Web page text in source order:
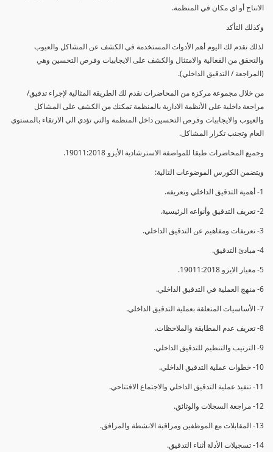
الانتاج أو اي مكان في المنظمة.
وكذلك التأكد
لذلك نقدم لك اليوم أهم الأدوات المستخدمة في الكشف عن المشاكل والعيوب
والتحقق من الفعالية والامتثال والكشف على الايجابيات وفرص التحسين وهي
(المراجعة / التدقيق الداخلي).
من خلال مجموعة مركزة من المحاضرات نقدم لك الطريقة المثالية لإجراء تدقيق/
مراجعة داخلية على الأنظمة الادارية بالمنظمة تمكنك من الكشف على المشاكل
والعيوب والايجابيات وفرص التحسين داخل المنظمة والتي تؤدي الي الارتقاء بالمستوي
العام وتجنب تكرار المشاكل.
وجميع المحاضرات طبقا للمواصفة الاسترشادية الأيزو 19011:2018.
ويتضمن الكورس الموضوعات التالية:
1- أهمية التدقيق الداخلي وتعريفه.
2- تعريف التدقيق وأنواعه الرئيسية.
3- تعريفات ومفاهيم عن التدقيق الداخلي.
4- مبادئ التدقيق.
5- معيار الايزو 19011:2018.
6- منهج العملية في التدقيق الداخلي.
7- الأساسيات المتعلقة بعملية التدقيق الداخلي.
8- تعريف عدم المطابقة والملاحظات.
9- الترتيب والتنظيم للتدقيق الداخلي.
10- خطوات عملية التدقيق الداخلي.
11- تنفيذ عملية التدقيق الداخلي والاجتماع الافتتاحي.
12- مراجعة السجلات والوثائق.
13- المقابلات مع الموظفين ومراقبة الانشطة والمرافق.
14- تسجيلات الأدلة أثناء التدقيق.